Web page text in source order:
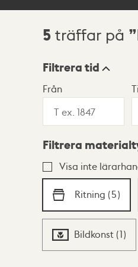
Sökresultat
5 träffar på
Visningsläge
Lista Karta
Filtrera tid
Från
Filtrera
Visa inte
Ritning (5)
Bildkonst (1)